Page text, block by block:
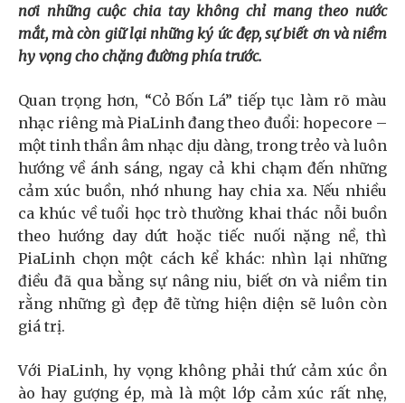
nơi những cuộc chia tay không chỉ mang theo nước
mắt, mà còn giữ lại những ký ức đẹp, sự biết ơn và niềm
hy vọng cho chặng đường phía trước.
Quan trọng hơn, “Cỏ Bốn Lá” tiếp tục làm rõ màu
nhạc riêng mà PiaLinh đang theo đuổi: hopecore –
một tinh thần âm nhạc dịu dàng, trong trẻo và luôn
hướng về ánh sáng, ngay cả khi chạm đến những
cảm xúc buồn, nhớ nhung hay chia xa. Nếu nhiều
ca khúc về tuổi học trò thường khai thác nỗi buồn
theo hướng day dứt hoặc tiếc nuối nặng nề, thì
PiaLinh chọn một cách kể khác: nhìn lại những
điều đã qua bằng sự nâng niu, biết ơn và niềm tin
rằng những gì đẹp đẽ từng hiện diện sẽ luôn còn
giá trị.
Với PiaLinh, hy vọng không phải thứ cảm xúc ồn
ào hay gượng ép, mà là một lớp cảm xúc rất nhẹ,